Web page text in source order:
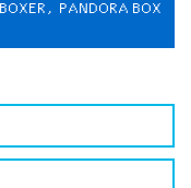
PANDORA BOX